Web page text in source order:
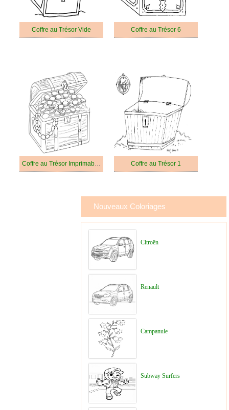
Coffre au Trésor Vide Coffre au Trésor 6
Coffre au Trésor Imprimable Pour les Enfants Coffre au Trésor 1
Nouveaux Coloriages
Citroën
Renault
Campanule
Subway Surfers